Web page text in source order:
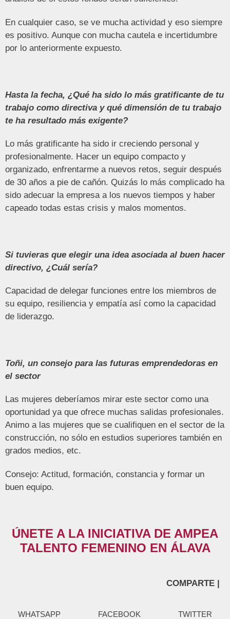
En cualquier caso, se ve mucha actividad y eso siempre
es positivo. Aunque con mucha cautela e incertidumbre
por lo anteriormente expuesto.
Hasta la fecha, ¿Qué ha sido lo más gratificante de tu
trabajo como directiva y qué dimensión de tu trabajo
te ha resultado más exigente?
Lo más gratificante ha sido ir creciendo personal y
profesionalmente. Hacer un equipo compacto y
organizado, enfrentarme a nuevos retos, seguir después
de 30 años a pie de cañón. Quizás lo más complicado ha
sido adecuar la empresa a los nuevos tiempos y haber
capeado todas estas crisis y malos momentos.
Si tuvieras que elegir una idea asociada al buen hacer
directivo, ¿Cuál sería?
Capacidad de delegar funciones entre los miembros de
su equipo, resiliencia y empatía así como la capacidad
de liderazgo.
Toñi, un consejo para las futuras emprendedoras en
el sector
Las mujeres deberíamos mirar este sector como una
oportunidad ya que ofrece muchas salidas profesionales.
Animo a las mujeres que se cualifiquen en el sector de la
construcción, no sólo en estudios superiores también en
grados medios, etc.
Consejo: Actitud, formación, constancia y formar un
buen equipo.
ÚNETE A LA INICIATIVA DE AMPEA
TALENTO FEMENINO EN ÁLAVA
COMPARTE |
WHATSAPP FACEBOOK
TWITTER